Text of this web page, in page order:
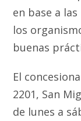
en base a
los
buenas
El
2201, San
de lunes a